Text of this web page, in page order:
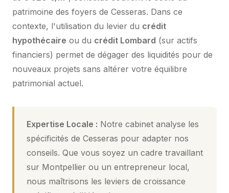
patrimoine des foyers de Cesseras. Dans ce
contexte, l'utilisation du levier du crédit
hypothécaire ou du crédit Lombard (sur actifs
financiers) permet de dégager des liquidités pour de
nouveaux projets sans altérer votre équilibre
patrimonial actuel.
Expertise Locale : Notre cabinet analyse les
spécificités de Cesseras pour adapter nos
conseils. Que vous soyez un cadre travaillant
sur Montpellier ou un entrepreneur local,
nous maîtrisons les leviers de croissance